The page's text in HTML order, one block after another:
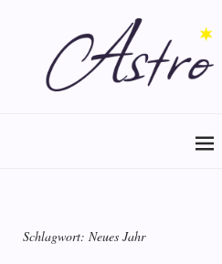
Schlagwort: Neues Jahr